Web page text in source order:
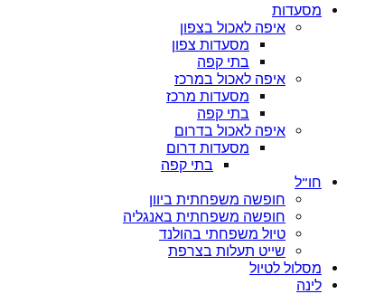
מסעדות
איפה לאכול בצפון
מסעדות צפון
בתי קפה
איפה לאכול במרכז
מסעדות מרכז
בתי קפה
איפה לאכול בדרום
מסעדות דרום
בתי קפה
חו”ל
חופשה משפחתית ביוון
חופשה משפחתית באנגליה
טיול משפחתי בהולנד
שייט תעלות בצרפת
מסלול לטיול
לינה